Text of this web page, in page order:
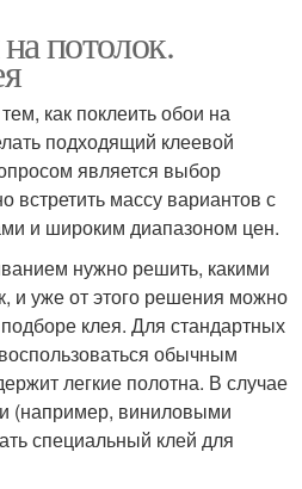
потолок.
как поклеить обои на
подходящий клеевой
является выбор
встретить массу вариантов с
и широким диапазоном цен.
нужно решить, какими
и уже от этого решения можно
клея. Для стандартных
обычным
легкие полотна. В случае
(например, виниловыми
специальный клей для